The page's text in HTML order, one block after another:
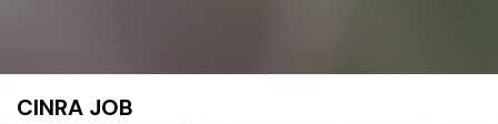
CINRA JOB